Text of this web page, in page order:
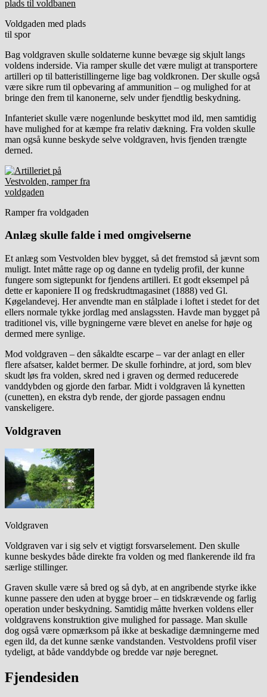
Voldgaden med plads
til spor
Bag voldgraven skulle soldaterne kunne bevæge sig skjult langs
voldens inderside. Via ramper skulle det være muligt at transportere
artilleri op til batteristillingerne lige bag voldkronen. Der skulle også
være sikre rum til opbevaring af ammunition – og mulighed for at
bringe den frem til kanonerne, selv under fjendtlig beskydning.
Infanteriet skulle være nogenlunde beskyttet mod ild, men samtidig
have mulighed for at kæmpe fra relativ dækning. Fra volden skulle
man også kunne beskyde selve voldgraven, hvis fjenden trængte
derned.
Ramper fra voldgaden
Anlæg skulle falde i med omgivelserne
Et anlæg som Vestvolden blev bygget, så det fremstod så jævnt som
muligt. Intet måtte rage op og danne en tydelig profil, der kunne
fungere som sigtepunkt for fjendens artilleri. Et godt eksempel på
dette er kaponiere II og fredskrudtmagasinet (1888) ved Gl.
Køgelandevej. Her anvendte man en stålplade i loftet i stedet for det
ellers normale tykke jordlag med anslagssten. Havde man bygget på
traditionel vis, ville bygningerne være blevet en anelse for høje og
dermed mere synlige.
Mod voldgraven – den såkaldte escarpe – var der anlagt en eller
flere afsatser, kaldet bermer. De skulle forhindre, at jord, som blev
skudt løs fra volden, skred ned i graven og dermed reducerede
vanddybden og gjorde den farbar. Midt i voldgraven lå kynetten
(cunetten), en ekstra dyb rende, der gjorde passagen endnu
vanskeligere.
Voldgraven
Voldgraven
Voldgraven var i sig selv et vigtigt forsvarselement. Den skulle
kunne beskydes både direkte fra volden og med flankerende ild fra
særlige stillinger.
Graven skulle være så bred og så dyb, at en angribende styrke ikke
kunne passere den uden at bygge broer – en tidskrævende og farlig
operation under beskydning. Samtidig måtte hverken voldens eller
voldgravens konstruktion give mulighed for passage. Man skulle
dog også være opmærksom på ikke at beskadige dæmningerne med
egen ild, da det kunne sænke vandstanden. Vestvoldens profil viser
tydeligt, at både vanddybde og bredde var nøje beregnet.
Fjendesiden